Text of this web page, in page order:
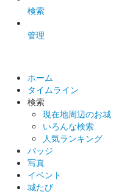
販売終了
鶴ケ城（会津
限定版 下がり藤
販売終了
会津若松城 登
「祈疫病終息」表記だっ
って販売された。
検索
管理
ホーム
タイムライン
検索
現在地周辺のお城
いろんな検索
人気ランキング
バッジ
写真
イベント
城たび